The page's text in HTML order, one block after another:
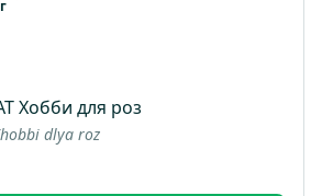
Хобби для роз
dlya roz